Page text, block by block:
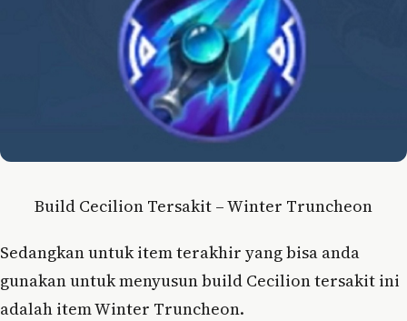
Build Cecilion Tersakit – Winter Truncheon
Sedangkan untuk item terakhir yang bisa anda
gunakan untuk menyusun build Cecilion tersakit ini
adalah item Winter Truncheon.